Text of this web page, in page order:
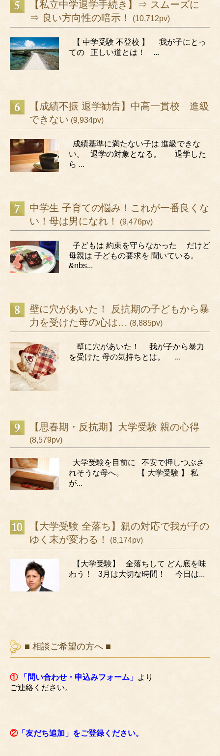
【私立中学退学手続き】⇒ スムーズに
⇒ 良い方向性の暗示！
(10,712pv)
【 中学受験 不登校 】 我が子にとっ
ての 正しい道とは！ ...
【成績不振 退学勧告】中高一貫校 進級
できない (9,934pv)
成績基準に満たない子は 進級できな
い。 退学の対象となる。 退学した
ら ...
中学生 子育ての悩み！これが一番良くな
い！母は男になれ！
(9,476pv)
子どもは 約束を守らなかった だけど
母親は 子どもの要求を 聞いている。
&nbs...
壁に穴があいた！ 反抗期の子どもから暴
力を受けた母の心は… (8,885pv)
壁に穴があいた！ 我が子から暴力
を受けた 母の気持ちとは。 ...
【思春期・反抗期】大学受験 親の心得
(8,579pv)
大学受験を目前に 不安で押しつぶさ
れそうな母へ。 【 大学受験 】 私
が...
【大学受験 全落ち】親の対応で我が子の
ゆく末が変わる！
(8,174pv)
【大学受験】 全落ちして どん底を味
わう！ 3月は大切な時間！ 今日は...
■ 相談ご希望の方へ ■
① 「問い合わせ・申込みフォーム」 より
ご連絡ください。
②「友だち追加」をご登録ください。